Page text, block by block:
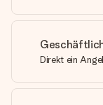
Direkt ein